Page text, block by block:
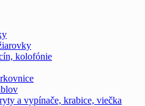
kolofónie
a vypínače, krabice, viečka